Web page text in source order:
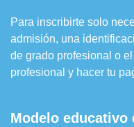
Para inscribirte solo
admisión, una
de grado profesional o
profesional y hacer tu
Modelo educativo